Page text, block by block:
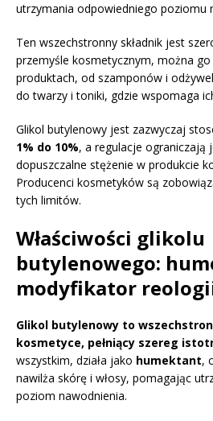
utrzymania odpowiedniego poziomu
Ten wszechstronny składnik jest
przemyśle kosmetycznym, można
produktach, od szamponów i
do twarzy i toniki, gdzie wspomaga
Glikol butylenowy jest zazwyczaj
1% do 10%, a regulacje ograniczają
dopuszczalne stężenie w produkcie
Producenci kosmetyków są
tych limitów.
Właściwości glikolu
butylenowego:
modyfikator
Glikol butylenowy to
kosmetyce, pełniący szereg
wszystkim, działa jako humektant,
nawilża skórę i włosy, pomagając
poziom nawodnienia.